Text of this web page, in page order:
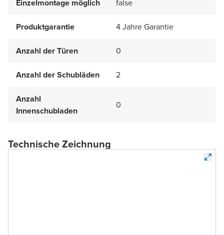
Einzelmontage möglich false
Produktgarantie 4 Jahre Garantie
Anzahl der Türen 0
Anzahl der Schubläden 2
Anzahl
Innenschubladen
0
Technische Zeichnung